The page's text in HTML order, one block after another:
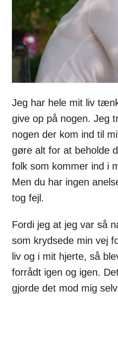
Jeg har hele mit liv
give op på nogen. Jeg
nogen der kom ind til
gøre alt for at beholde
folk som kommer ind i
Men du har ingen
tog fejl.
Fordi jeg at jeg var så
som krydsede min vej
liv og i mit hjerte, så
forrådt igen og igen.
gjorde det mod mig